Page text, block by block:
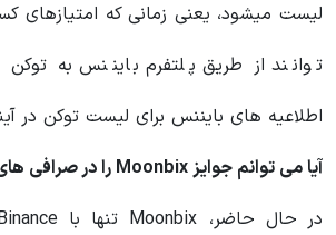
لیست میشود، یعنی زمانی که امتیازهای
توانند از طریق پلتفرم بایننس به
اطلاعیه های بایننس برای لیست توکن در
آیا می توانم جوایز Moonbix را در صرافی های دیگر معامله کنم؟